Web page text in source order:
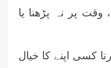
وقت پر نہ پڑھنا یا
کسی اپنے کا خیال